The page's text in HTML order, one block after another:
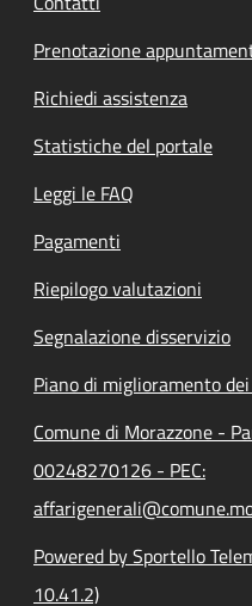
Prenotazione
Richiedi assistenza
Statistiche del portale
Leggi le FAQ
Pagamenti
Riepilogo valutazioni
Segnalazione disservizio
Piano di miglioramento
Comune di Morazzone -
00248270126 - PEC:
Powered by Sportello
10.41.2)